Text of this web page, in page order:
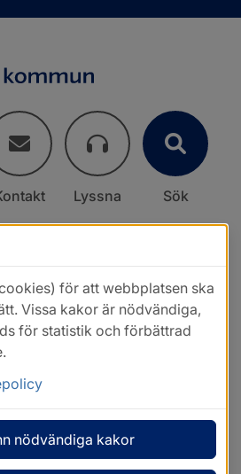
Lyssna Sök
för att webbplatsen ska
Vissa kakor är nödvändiga,
för statistik och förbättrad
nödvändiga kakor